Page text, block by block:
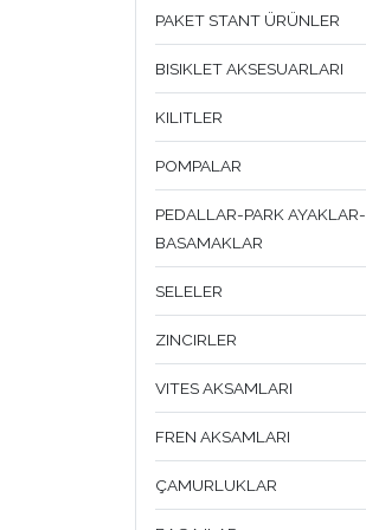
PAKET STANT ÜRÜNLER
BISIKLET AKSESUARLARI
KILITLER
POMPALAR
PEDALLAR-PARK AYAKLAR-
BASAMAKLAR
SELELER
ZINCIRLER
VITES AKSAMLARI
FREN AKSAMLARI
ÇAMURLUKLAR